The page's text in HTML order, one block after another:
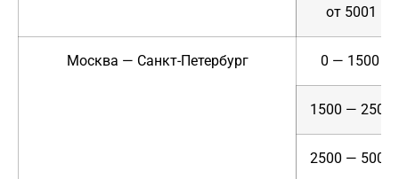
от 5001
Москва — Санкт-Петербург 0 — 1500
1500 — 2500
2500 — 5000